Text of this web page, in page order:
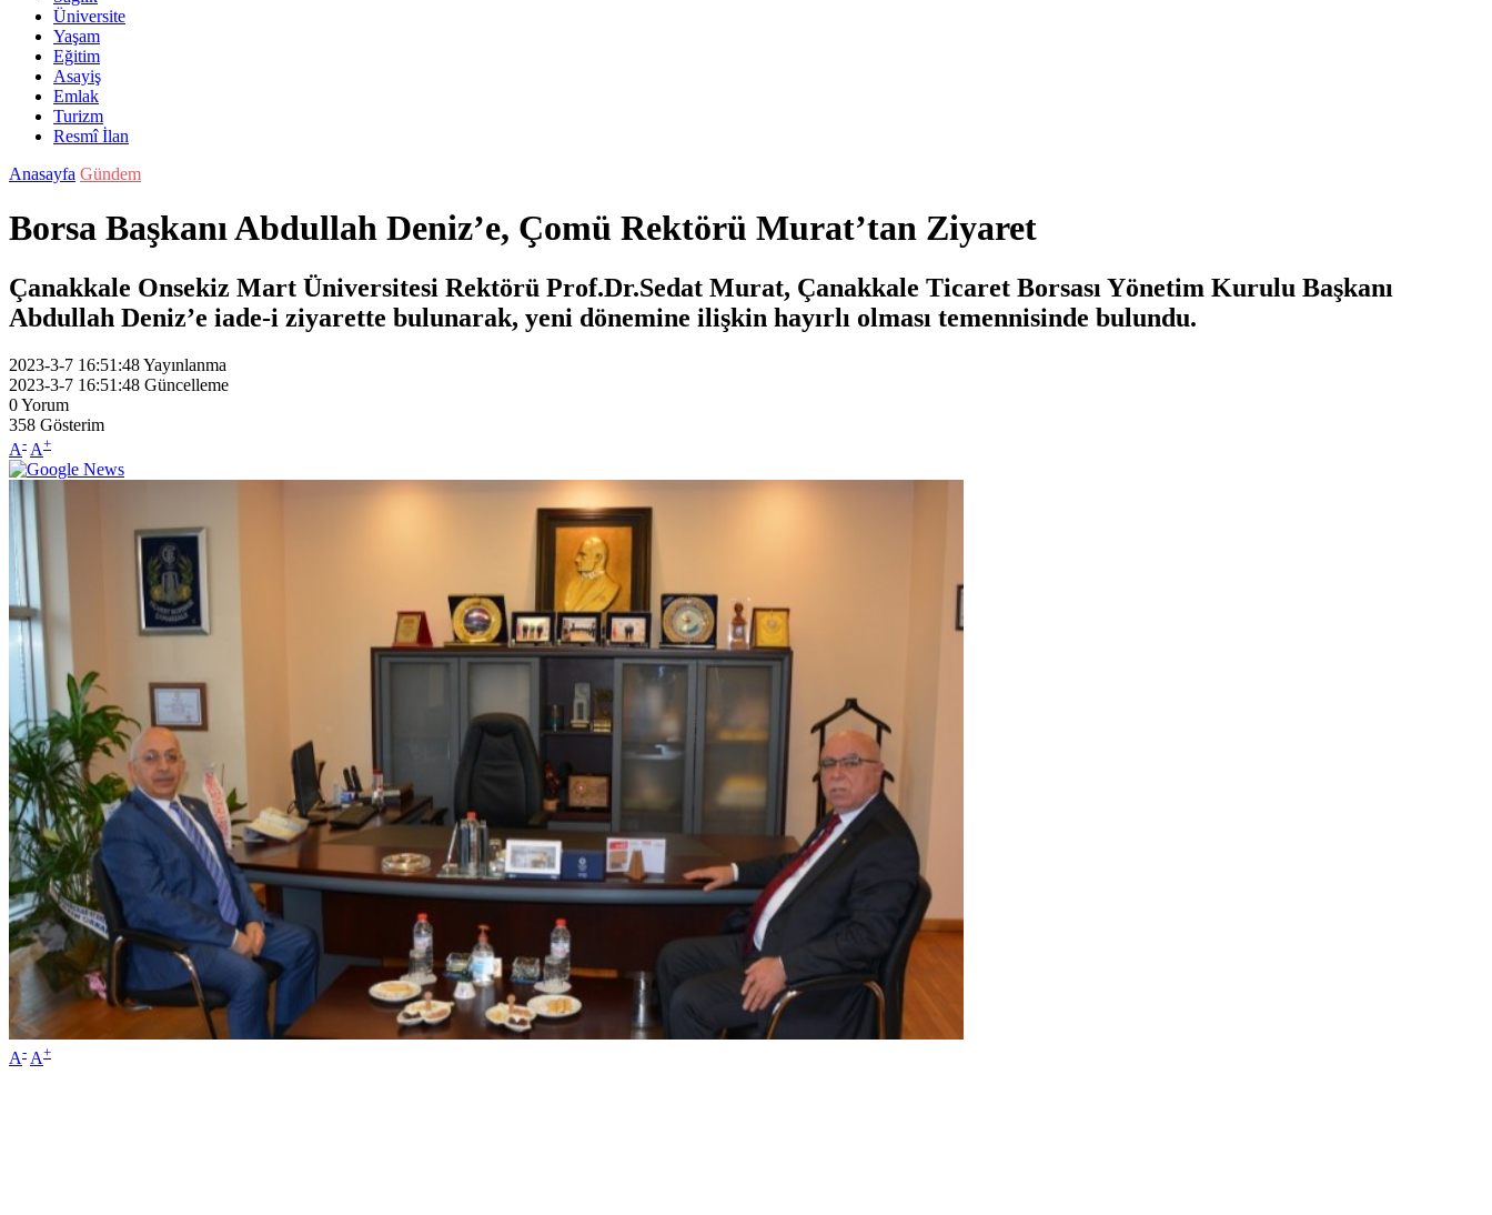
Üniversite
Yaşam
Eğitim
Asayiş
Emlak
Turizm
Resmî İlan
Anasayfa Gündem
Borsa Başkanı Abdullah Deniz’e, Çomü Rektörü Murat’tan Ziyaret
Çanakkale Onsekiz Mart Üniversitesi Rektörü Prof.Dr.Sedat Murat, Çanakkale Ticaret Borsası Yönetim Kurulu Başkanı
Abdullah Deniz’e iade-i ziyarette bulunarak, yeni dönemine ilişkin hayırlı olması temennisinde bulundu.
2023-3-7 16:51:48Yayınlanma
2023-3-7 16:51:48 Güncelleme
0Yorum
358 Gösterim
A- A+
A- A+